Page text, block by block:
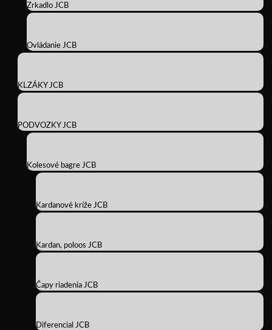
Zrkadlo JCB
Ovládanie JCB
KLZÁKY JCB
PODVOZKY JCB
Kolesové bagre JCB
Kardanové kríže JCB
Kardan, poloos JCB
Čapy riadenia JCB
Diferencial JCB